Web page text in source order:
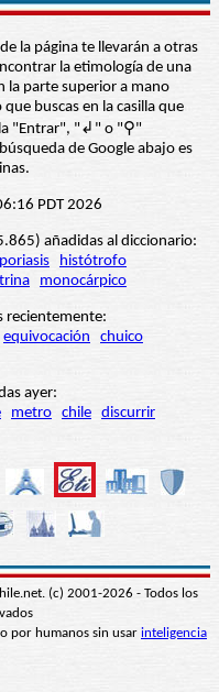
la página te llevarán a otras
la etimología de una
la parte superior a mano
buscas en la casilla que
"Entrar", "↲" o "⚲"
de Google abajo es
PDT 2026
añadidas al diccionario:
histótrofo
monocárpico
recientemente:
equivocación
chuico
ayer:
metro chile discurrir
(c) 2001-2026 - Todos los
por humanos sin usar inteligencia